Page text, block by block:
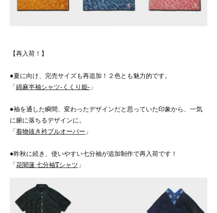
【再入荷！】
●夏に向け、完売サイズも再追加！２色とも魅力的です。
「綿麻半袖シャツ-くくり姫- 」
●袖を通した瞬間、変わったデザインだと思っていた印象から、一気
に腑に落ちるデザインに。
「着物抜き衿プルオーバー 」
●昨秋に続き、使いやすい七分袖が追加制作で再入荷です！
「花闇蓮 七分袖Tシャツ 」